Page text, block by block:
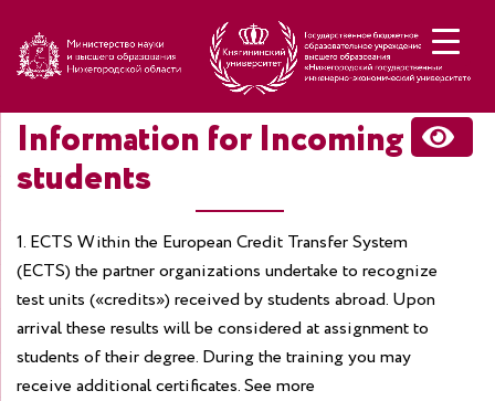
Information for Incoming
students
1. ECTS Within the European Credit Transfer System
(ECTS) the partner organizations undertake to recognize
test units («credits») received by students abroad. Upon
arrival these results will be considered at assignment to
students of their degree. During the training you may
receive additional certificates.See more